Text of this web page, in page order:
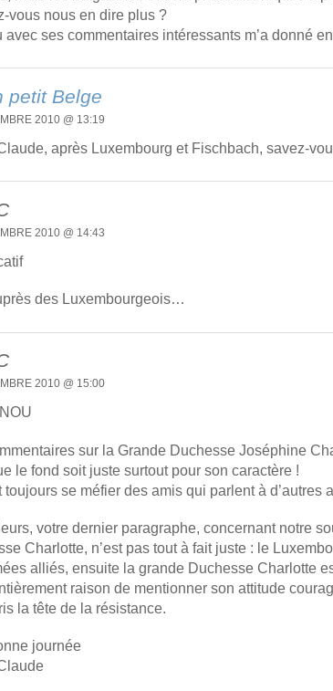
vous nous en dire plus ?
avec ses commentaires intéressants m’a donné
petit Belge
2010 @ 13:19
après Luxembourg et Fischbach, savez-
2010 @ 14:43
des Luxembourgeois…
2010 @ 15:00
sur la Grande Duchesse Joséphine
le fond soit juste surtout pour son caractère !
toujours se méfier des amis qui parlent à d’autres
votre dernier paragraphe, concernant notre
Charlotte, n’est pas tout à fait juste : le
alliés, ensuite la grande Duchesse Charlotte
raison de mentionner son attitude
la tête de la résistance.
journée